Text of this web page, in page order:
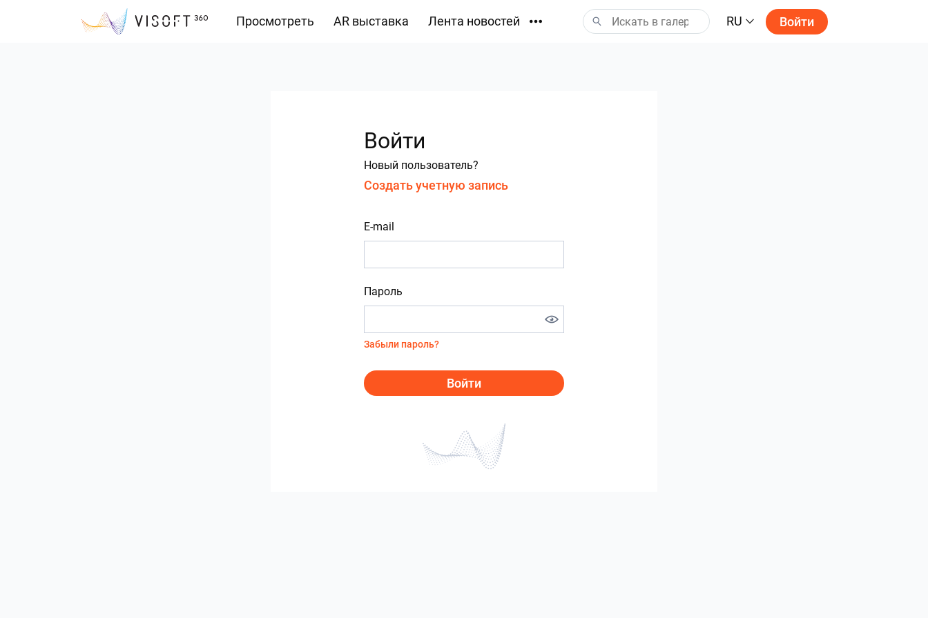
Просмотреть AR выставка Лента новостей RU Войти
Войти
Новый пользователь?
Создать учетную запись
E-mail
Пароль
Забыли пароль?
Войти